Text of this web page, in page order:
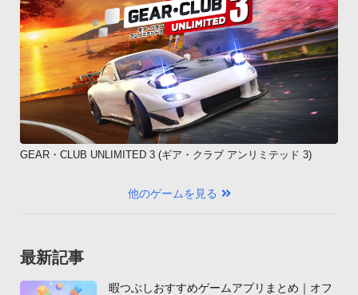
GEAR・CLUB UNLIMITED 3 (ギア・クラブ アンリミテッド 3)
他のゲームを見る
最新記事
暇つぶしおすすめゲームアプリまとめ｜オフ